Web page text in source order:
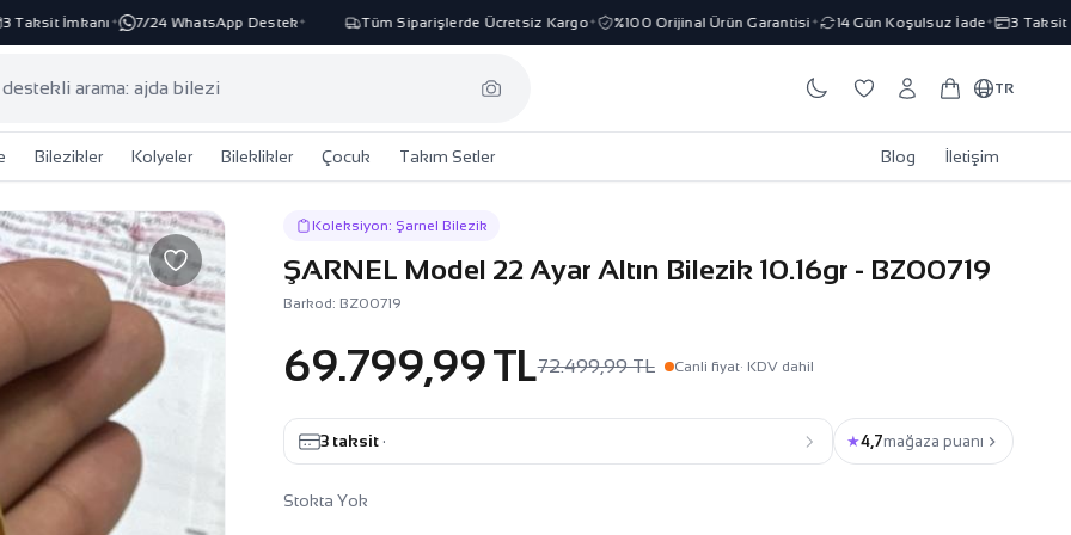
İmkanı✦ 7/24 WhatsApp Destek ✦ Tüm Siparişlerde Ücretsiz Kargo✦ %100 Orijinal Ürün Garantisi ✦ 14 Gün Koşulsuz İade✦ 3 Taksit
TR
Bilezikler Kolyeler Bileklikler Çocuk Takım Setler Blog İletişim
Koleksiyon: Şarnel Bilezik
ŞARNEL Model 22 Ayar Altın Bilezik 10.16gr - BZ00719
Barkod: BZ00719
69.799,99 TL72.499,99 TL Canli fiyat· KDV dahil
3 taksit · ★4,7mağaza puanı
Stokta Yok